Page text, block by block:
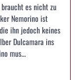
es nicht zu
Nemorino ist
ihn jedoch keines
Dulcamara ins
mus...